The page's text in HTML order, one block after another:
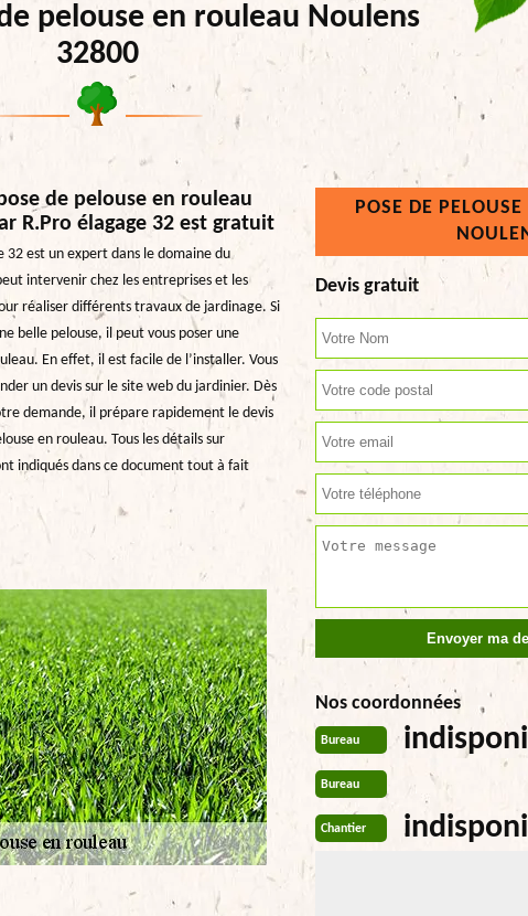
pelouse en rouleau Noulens
32800
de pelouse en rouleau
R.Pro élagage 32 est gratuit
32 est un expert dans le domaine du
intervenir chez les entreprises et les
réaliser différents travaux de jardinage. Si
belle pelouse, il peut vous poser une
En effet, il est facile de l’installer. Vous
un devis sur le site web du jardinier. Dès
demande, il prépare rapidement le devis
en rouleau. Tous les détails sur
indiqués dans ce document tout à fait
POSE DE
Devis gratuit
Nos coordonnées
Bureau
Bureau
Chantier